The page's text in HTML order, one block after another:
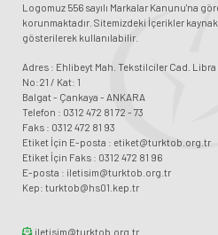
Logomuz 556 sayılı Markalar Kanunu'na
korunmaktadır. Sitemizdeki İçerikler kaynak
gösterilerek kullanılabilir.
Adres : Ehlibeyt Mah. Tekstilciler Cad. Libra
No:21 / Kat: 1
Balgat - Çankaya - ANKARA
Telefon : 0312 472 81 72 - 73
Faks : 0312 472 81 93
Etiket İçin E-posta : etiket@turktob.org.tr
Etiket İçin Faks : 0312 472 81 96
E-posta : iletisim@turktob.org.tr
Kep: turktob@hs01.kep.tr
iletisim@turktob.org.tr